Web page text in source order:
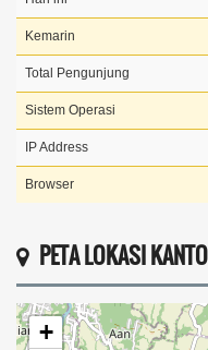
Kemarin
Total Pengunjung
Sistem Operasi
IP Address
Browser
PETA LOKASI
+